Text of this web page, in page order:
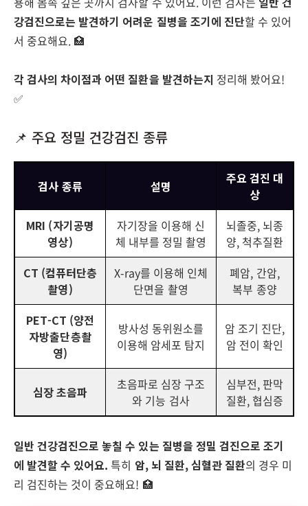
강검진으로는 발견하기 어려운 질병을 조기에 진단할 수 있어
서 중요해요. 🏥
각 검사의 차이점과 어떤 질환을 발견하는지 정리해 봤어요!
✅
📌 주요 정밀 건강검진 종류
검사 종류 설명
주요 검진 대
상
MRI (자기공명
영상)
자기장을 이용해 신
체 내부를 정밀 촬영
뇌졸중, 뇌종
양, 척추질환
CT (컴퓨터단층
촬영)
X-ray를 이용해 인체
단면을 촬영
폐암, 간암,
복부 종양
PET-CT (양전
자방출단층촬
영)
방사성 동위원소를
이용해 암세포 탐지
암 조기 진단,
암 전이 확인
심장 초음파
초음파로 심장 구조
와 기능 검사
심부전, 판막
질환, 협심증
일반 건강검진으로 놓칠 수 있는 질병을 정밀 검진으로 조기
에 발견할 수 있어요. 특히 암, 뇌 질환, 심혈관 질환의 경우 미
리 검진하는 것이 중요해요! 🏥